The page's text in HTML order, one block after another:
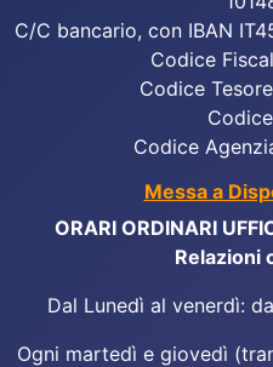
C/C bancario, con IBAN
Codice
Codice
Codice
Messa a
ORARI ORDINARI
Relazioni
Dal Lunedì al venerdì:
Ogni martedì e giovedì